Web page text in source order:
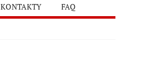
KONTAKTY FAQ